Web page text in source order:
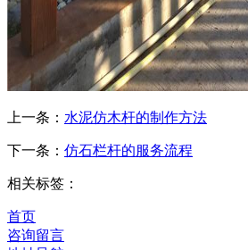
上一条： 水泥仿木杆的制作方法
下一条： 仿石栏杆的服务流程
相关标签：
首页
咨询留言